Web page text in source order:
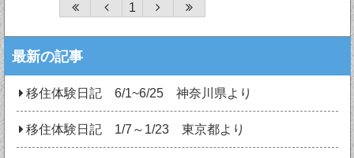
1
最新の記事
移住体験日記 6/1~6/25 神奈川県より
移住体験日記 1/7～1/23 東京都より